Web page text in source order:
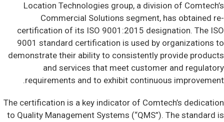
Location Technologies group, a division of Comtech’s
Commercial Solutions segment, has obtained re-
certification of its ISO 9001:2015 designation. The ISO
9001 standard certification is used by organizations to
demonstrate their ability to consistently provide products
and services that meet customer and regulatory
requirements and to exhibit continuous improvement.
The certification is a key indicator of Comtech’s dedication
to Quality Management Systems (“QMS”). The standard is